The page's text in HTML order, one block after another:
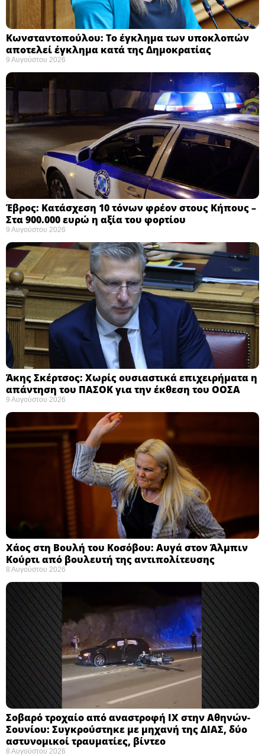
Κωνσταντοπούλου: Το έγκλημα των υποκλοπών
αποτελεί έγκλημα κατά της Δημοκρατίας ​
9 Αυγούστου 2026
Έβρος: Κατάσχεση 10 τόνων φρέον στους Κήπους –
Στα 900.000 ευρώ η αξία του φορτίου ​
9 Αυγούστου 2026
Άκης Σκέρτσος: Χωρίς ουσιαστικά επιχειρήματα η
απάντηση του ΠΑΣΟΚ για την έκθεση του ΟΟΣΑ ​
9 Αυγούστου 2026
Χάος στη Βουλή του Κοσόβου: Αυγά στον Άλμπιν
Κούρτι από βουλευτή της αντιπολίτευσης
8 Αυγούστου 2026
Σοβαρό τροχαίο από αναστροφή ΙΧ στην Αθηνών-
Σουνίου: Συγκρούστηκε με μηχανή της ΔΙΑΣ, δύο
αστυνομικοί τραυματίες, βίντεο
8 Αυγούστου 2026